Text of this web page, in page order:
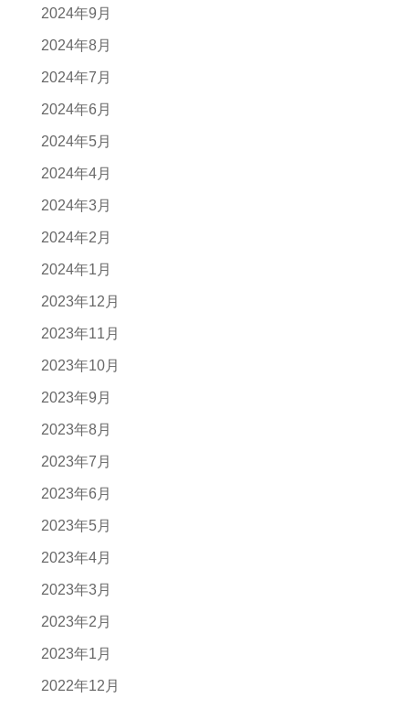
2024年9月
2024年8月
2024年7月
2024年6月
2024年5月
2024年4月
2024年3月
2024年2月
2024年1月
2023年12月
2023年11月
2023年10月
2023年9月
2023年8月
2023年7月
2023年6月
2023年5月
2023年4月
2023年3月
2023年2月
2023年1月
2022年12月